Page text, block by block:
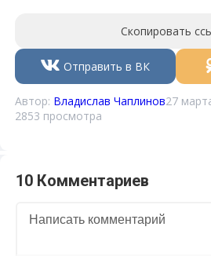
Скопировать
Отправить в ВК
Автор: Владислав Чаплинов27
2853 просмотра
10 Комментариев